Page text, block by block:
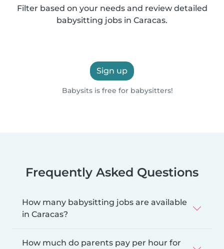
Filter based on your needs and review detailed
babysitting jobs in Caracas.
Sign up
Babysits is free for babysitters!
Frequently Asked Questions
How many babysitting jobs are available
in Caracas?
How much do parents pay per hour for